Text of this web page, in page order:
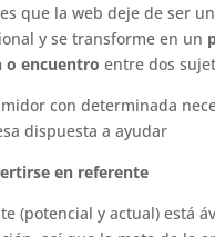
que la web deje de ser
y se transforme en un
o encuentro entre dos
con determinada
dispuesta a ayudar
en referente
(potencial y actual) está